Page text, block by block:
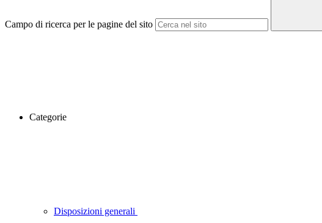
Campo di ricerca per le pagine del sito
Categorie
Disposizioni generali